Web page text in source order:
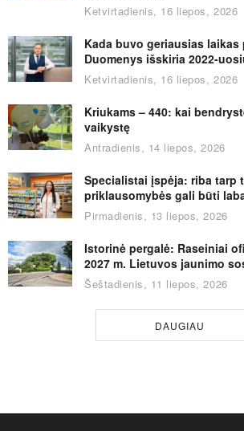
Ketvirtadienis, 16 liepos, 2026
Kada buvo geriausias laikas
Duomenys išskiria 2022-
Ketvirtadienis, 16 liepos, 2026
Kriukams – 440: kai
vaikystę
Antradienis, 14 liepos, 2026
Specialistai įspėja: riba tarp
priklausomybės gali būti
Pirmadienis, 13 liepos, 2026
Istorinė pergalė: Raseiniai
2027 m. Lietuvos jaunimo
Šeštadienis, 11 liepos, 2026
DAUGIAU